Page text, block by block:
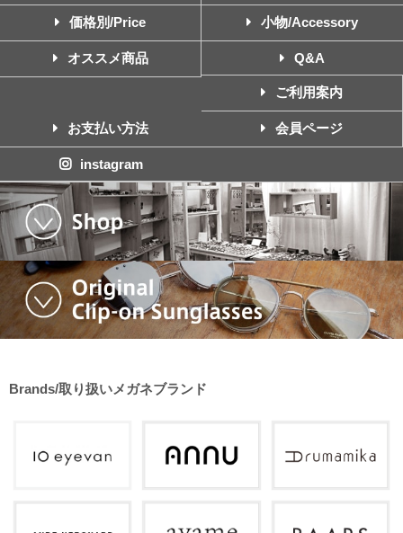
価格別/Price 小物/Accessory
オススメ商品 Q&A
ご利用案内
お支払い方法 会員ページ
instagram
Brands/取り扱いメガネブランド